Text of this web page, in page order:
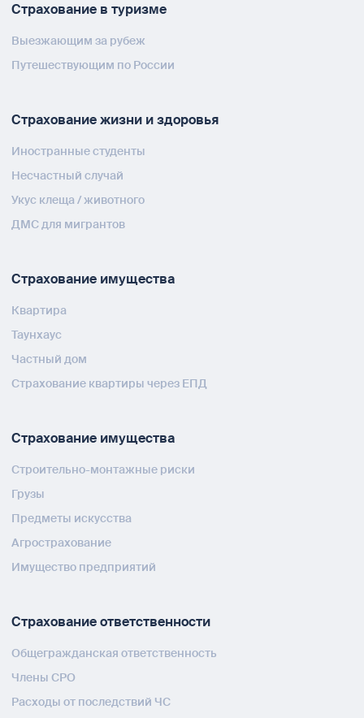
Страхование в туризме
Выезжающим за рубеж
Путешествующим по России
Страхование жизни и здоровья
Иностранные студенты
Несчастный случай
Укус клеща / животного
ДМС для мигрантов
Страхование имущества
Квартира
Таунхаус
Частный дом
Страхование квартиры через ЕПД
Страхование имущества
Строительно-монтажные риски
Грузы
Предметы искусства
Агрострахование
Имущество предприятий
Страхование ответственности
Общегражданская ответственность
Члены СРО
Расходы от последствий ЧС